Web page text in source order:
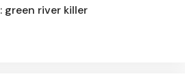
green river killer